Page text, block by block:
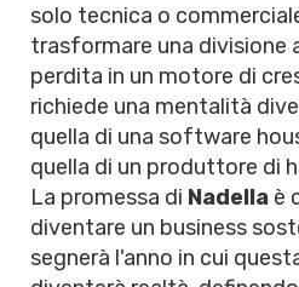
solo tecnica o
trasformare una divisione
perdita in un motore di
richiede una mentalità
quella di una software
quella di un produttore di
La promessa di Nadella è
diventare un business
segnerà l'anno in cui